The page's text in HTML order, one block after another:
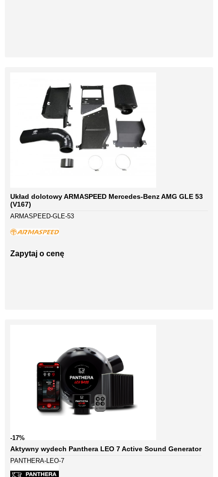
Układ dolotowy ARMASPEED Mercedes-Benz AMG GLE 53
(V167)
ARMASPEED-GLE-53
Zapytaj o cenę
-17%
Aktywny wydech Panthera LEO 7 Active Sound Generator
PANTHERA-LEO-7